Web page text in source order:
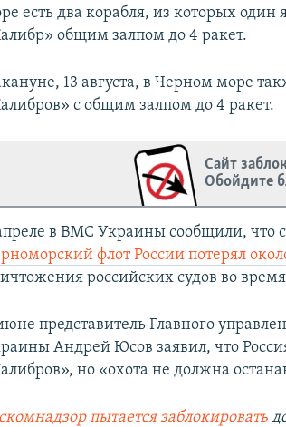
есть два корабля, из которых один
общим залпом до 4 ракет.
13 августа, в Черном море
с общим залпом до 4 ракет.
Сайт
Обойдите
в ВМС Украины сообщили, что
флот России потерял
российских судов во
представитель Главного
Андрей Юсов заявил, что
но «охота не должна
пытается заблокировать